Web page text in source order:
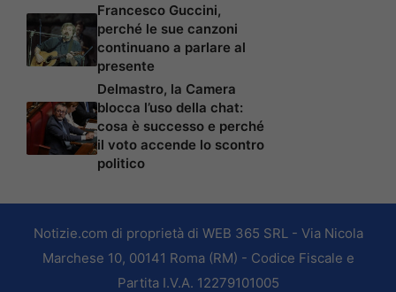
Francesco Guccini,
perché le sue canzoni
continuano a parlare al
presente
Delmastro, la Camera
blocca l’uso della chat:
cosa è successo e perché
il voto accende lo scontro
politico
Notizie.com di proprietà di WEB 365 SRL - Via Nicola
Marchese 10, 00141 Roma (RM) - Codice Fiscale e
Partita I.V.A. 12279101005